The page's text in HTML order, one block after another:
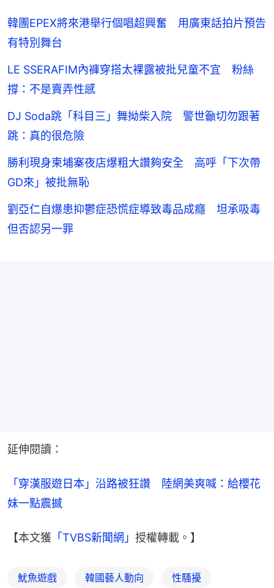
韓團EPEX將來港舉行個唱超興奮 用廣東話拍片預告
有特別舞台
LE SSERAFIM內褲穿搭太裸露被批兒童不宜 粉絲
撐：不是賣弄性感
DJ Soda跳「科目三」舞拗柴入院 警世籲切勿跟著
跳：真的很危險
勝利現身柬埔寨夜店爆粗大讚夠安全 高呼「下次帶
GD來」被批無恥
劉亞仁自爆患抑鬱症恐慌症導致毒品成癮 坦承吸毒
但否認另一罪
延伸閱讀：
「穿漢服遊日本」沿路被狂讚　陸網美爽喊：給櫻花
妹一點震撼
【本文獲 「TVBS新聞網」 授權轉載。】
魷魚遊戲 韓國藝人動向 性騷擾